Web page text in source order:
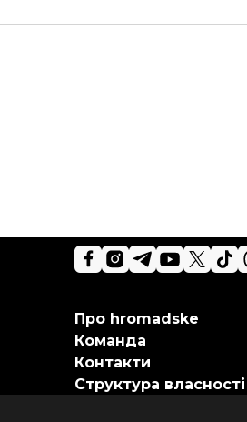
Про hromadske
Команда
Контакти
Структура власності